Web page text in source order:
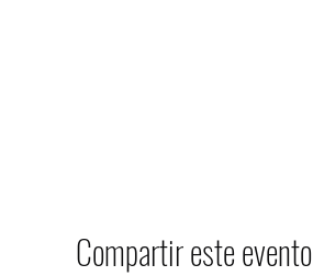
Compartir este evento